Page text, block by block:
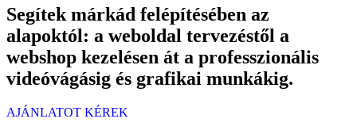
Segítek márkád felépítésében az
alapoktól: a weboldal tervezéstől a
webshop kezelésen át a professzionális
videóvágásig és grafikai munkákig.
AJÁNLATOT KÉREK